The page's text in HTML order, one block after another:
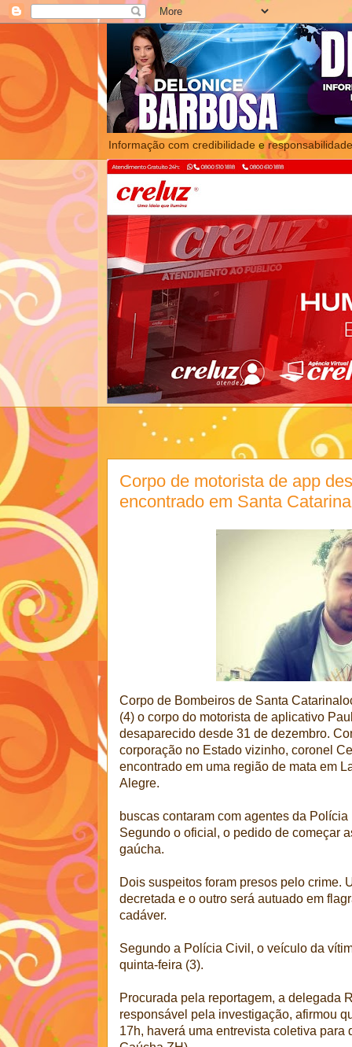
Informação com credibilidade e
Corpo de motorista de app
encontrado em Santa Catarina
Corpo de Bombeiros de Santa
(4) o corpo do motorista de aplicativo
desaparecido desde 31 de dezembro.
corporação no Estado vizinho, coronel
encontrado em uma região de mata em
Alegre.
buscas contaram com agentes da
Segundo o oficial, o pedido de começar
gaúcha.
Dois suspeitos foram presos pelo crime.
decretada e o outro será autuado em
cadáver.
Segundo a Polícia Civil, o veículo da
quinta-feira (3).
Procurada pela reportagem, a delegada
responsável pela investigação, afirmou
17h, haverá uma entrevista coletiva para